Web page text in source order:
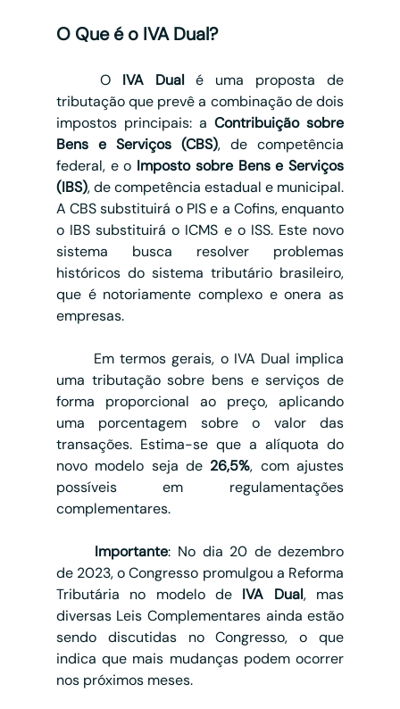
O Que é o IVA Dual?
	O
IVA Dual é uma proposta de
tributação que prevê a combinação de dois
impostos principais: a Contribuição sobre
Bens e Serviços (CBS), de competência
federal, e o Imposto sobre Bens e Serviços
(IBS), de competência estadual e municipal.
A CBS substituirá o PIS e a Cofins, enquanto
o IBS substituirá o ICMS e o ISS. Este novo
sistema busca resolver problemas
históricos do sistema tributário brasileiro,
que é notoriamente complexo e onera as
empresas.
uma tributação sobre bens e serviços de
forma proporcional ao preço, aplicando
uma porcentagem sobre o valor das
transações. Estima-se que a alíquota do
novo modelo seja de 26,5%, com ajustes
possíveis em regulamentações
complementares.
	Importante
: No dia 20 de dezembro
de 2023, o Congresso promulgou a Reforma
Tributária no modelo de IVA Dual, mas
diversas Leis Complementares ainda estão
sendo discutidas no Congresso, o que
indica que mais mudanças podem ocorrer
nos próximos meses.